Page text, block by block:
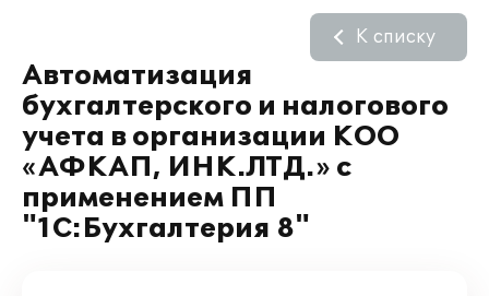
Автоматизация
бухгалтерского и налогового
учета в организации КОО
«АФКАП, ИНК.ЛТД.» с
применением ПП
"1С:Бухгалтерия 8"
К списку